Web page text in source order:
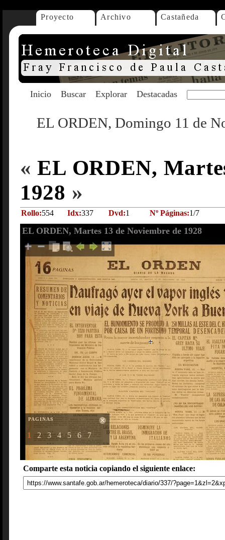
Proyecto Archivo Castañeda
Inicio Buscar Explorar Destacadas
EL ORDEN, Domingo 11 de
« EL ORDEN,
1928 »
Rollo:554 Idx:337 Dvd:1 Nº Páginas:1/7
EL ORDEN, Martes 13 de Noviembre de 1928
PAGINAS
1 2 3 4 5 6 7
Comparte esta noticia copiando el siguiente enlace: